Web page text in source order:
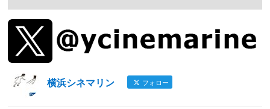
横浜シネマリン フォロー